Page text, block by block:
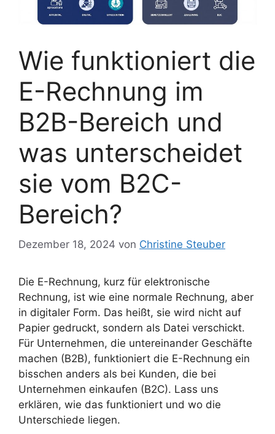
Wie funktioniert die
E-Rechnung im
B2B-Bereich und
was unterscheidet
sie vom B2C-
Bereich?
Dezember 18, 2024 von Christine Steuber
Die E-Rechnung, kurz für elektronische
Rechnung, ist wie eine normale Rechnung, aber
in digitaler Form. Das heißt, sie wird nicht auf
Papier gedruckt, sondern als Datei verschickt.
Für Unternehmen, die untereinander Geschäfte
machen (B2B), funktioniert die E-Rechnung ein
bisschen anders als bei Kunden, die bei
Unternehmen einkaufen (B2C). Lass uns
erklären, wie das funktioniert und wo die
Unterschiede liegen.